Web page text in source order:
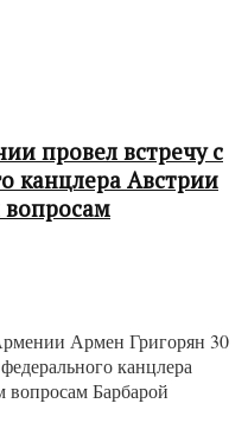
провел встречу с
канцлера Австрии
Армен Григорян 30
канцлера
Барбарой